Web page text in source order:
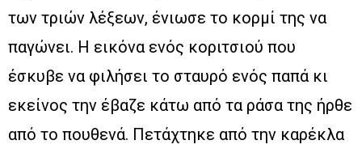
των τριών λέξεων, ένιωσε το κορμί της να
παγώνει. Η εικόνα ενός κοριτσιού που
έσκυβε να φιλήσει το σταυρό ενός παπά κι
εκείνος την έβαζε κάτω από τα ράσα της ήρθε
από το πουθενά. Πετάχτηκε από την καρέκλα